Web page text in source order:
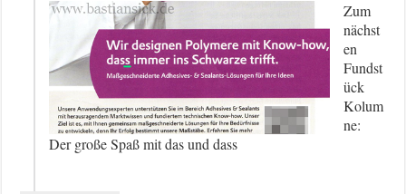
Zum
nächst
en
Fundst
ück
Kolum
ne:
Der große Spaß mit das und dass